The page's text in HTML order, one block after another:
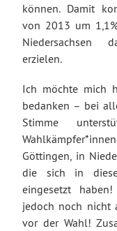
können. Damit
von 2013 um
Niedersachsen
erzielen.
Ich möchte mich
bedanken – bei
Stimme
Göttingen, in
die sich in
eingesetzt
jedoch noch nicht
vor der Wahl!